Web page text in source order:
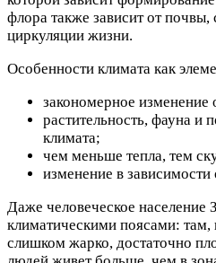
флора также зависит от почвы,
циркуляции жизни.
Особенности климата как
закономерное изменение
растительность, фауна и
климата;
чем меньше тепла, тем
изменение в зависимости
Даже человеческое население
климатическими поясами: там,
слишком жарко, достаточно